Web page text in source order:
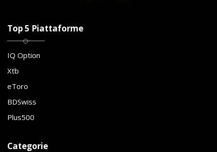
Top 5 Piattaforme
IQ Option
Xtb
eToro
BDSwiss
Plus500
Categorie